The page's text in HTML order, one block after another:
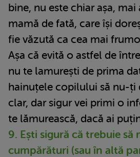
bine, nu este chiar așa,
mamă de fată, care își
fie văzută ca cea mai
Așa că evită o astfel de
nu te lamurești de prima
hainuțele copilului să nu-ți
clar, dar sigur vei primi o
te lămurească, dacă ai
9. Ești sigură că trebuie să
cumpărături (sau în altă